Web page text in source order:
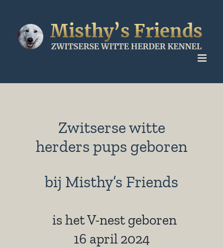
inhoud
Zwitserse witte
herders pups geboren
bij Misthy’s Friends
is het V-nest geboren
16 april 2024